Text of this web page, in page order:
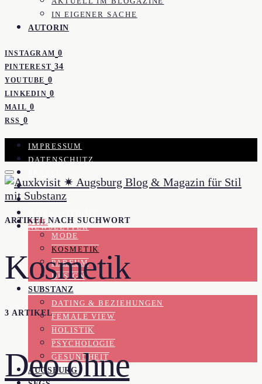
IN EIGENER SACHE
AUTORIN
INSTAGRAM 0
PINTEREST 34
YOUTUBE 0
LINKEDIN 0
MAIL 0
RSS 0
IMPRESSUM
DATENSCHUTZ
KOOPERATION
KONTAKT
NEWSLETTER
STIL
MODE
KOSMETIK
PARFUM
DESIGN
SUBSTANZ
DATING & BEZIEHUNGEN
FEMALE VIEW
HOLISTIK
PSYCHOLOGIE
GESUNDHEIT
AUGSBURG
ARTIKEL NACH SUCHWORT
Kosmetik
3 ARTIKEL
Deo ohne